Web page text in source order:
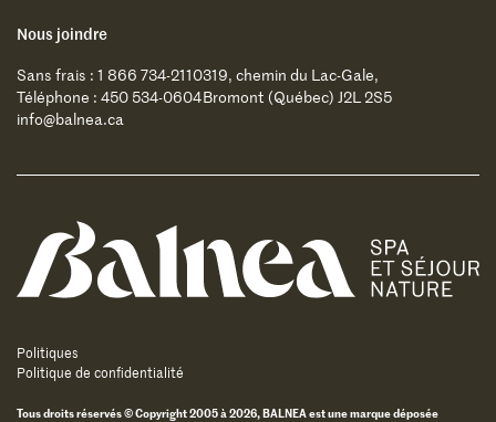
Nous joindre
Sans frais : 1 866 734-2110
Téléphone : 450 534-0604
info@balnea.ca
319, chemin du Lac-Gale,
Bromont (Québec) J2L 2S5
Politiques
Politique de confidentialité
Tous droits réservés © Copyright 2005 à 2026, BALNEA est une marque déposée